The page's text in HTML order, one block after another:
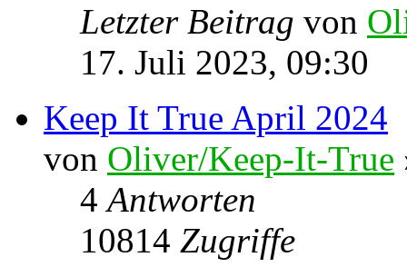
Letzter Beitrag von
17. Juli 2023, 09:30
Keep It True April 2024
von Oliver/Keep-It-True
4Antworten
10814 Zugriffe